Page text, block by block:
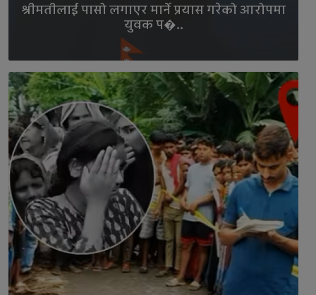
श्रीमतीलाई पासो लगाएर मार्ने प्रयास गरेको आरोपमा
युवक प�..